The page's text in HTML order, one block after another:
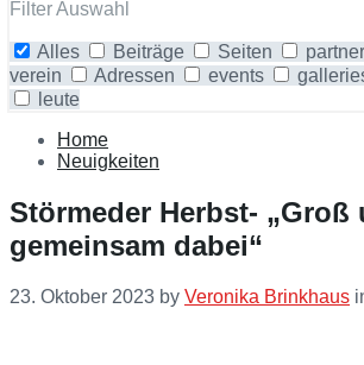
Filter Auswahl
Alles Beiträge Seiten partner
verein
Adressen events
leute
search
Home
Neuigkeiten
Störmeder Herbst- „Groß
gemeinsam dabei“
23. Oktober 2023 by Veronika Brinkhaus